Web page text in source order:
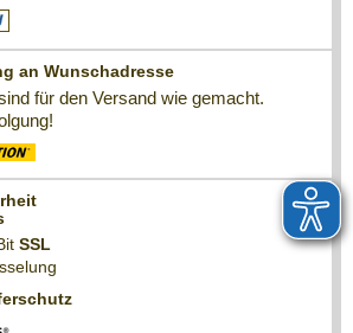
an Wunschadresse
für den Versand wie gemacht.
SSL